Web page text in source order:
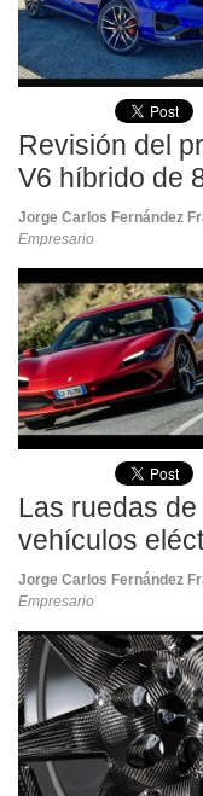
Revisión del
V6 híbrido de
Jorge Carlos Fernández
Empresario
Las ruedas
vehículos
Jorge Carlos Fernández
Empresario